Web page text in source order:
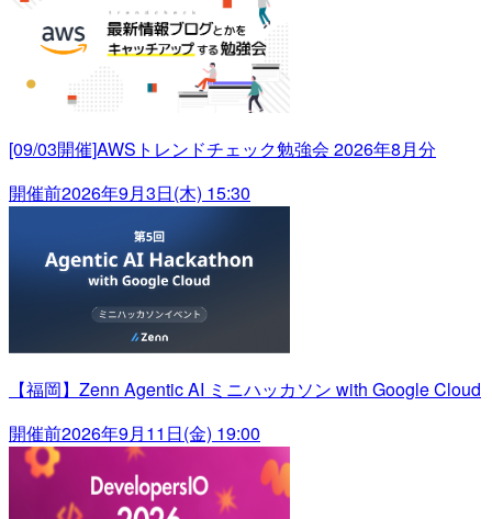
[09/03開催]AWSトレンドチェック勉強会 2026年8月分
開催前2026年9月3日(木) 15:30
【福岡】Zenn Agentic AI ミニハッカソン with Google Cloud
開催前2026年9月11日(金) 19:00